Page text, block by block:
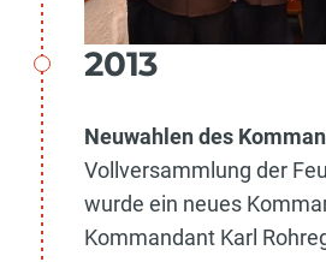
2013
Neuwahlen des
Vollversammlung der
wurde ein neues
Kommandant Karl